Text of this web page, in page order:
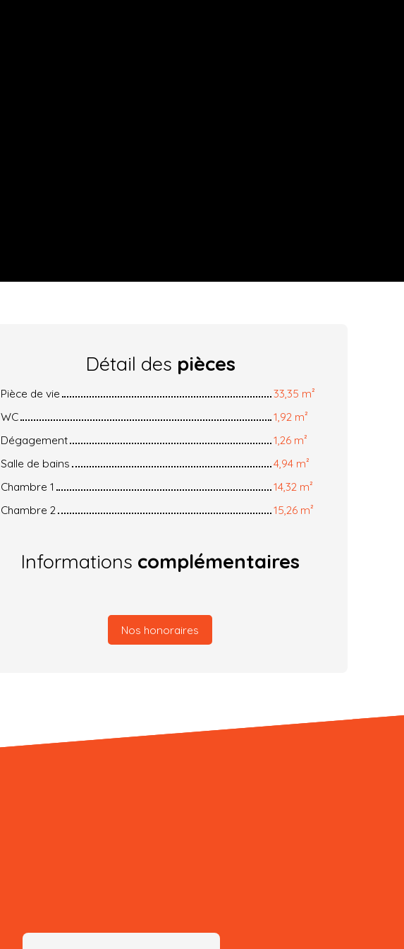
Détail des pièces
Pièce de vie
33,35 m²
WC
1,92 m²
Dégagement
1,26 m²
Salle de bains
4,94 m²
Chambre 1
14,32 m²
Chambre 2
15,26 m²
Informations complémentaires
Nos honoraires